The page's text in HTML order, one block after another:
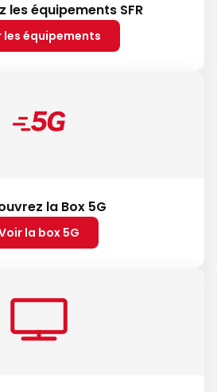
les équipements SFR
les équipements
la Box 5G
la box 5G